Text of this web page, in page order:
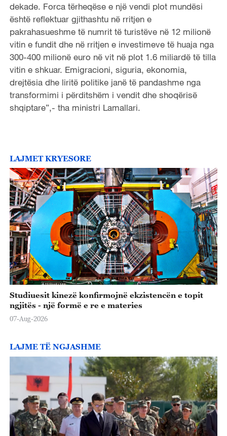
dekade. Forca tërheqëse e një vendi plot mundësi
është reflektuar gjithashtu në rritjen e
pakrahasueshme të numrit të turistëve në 12 milionë
vitin e fundit dhe në rritjen e investimeve të huaja nga
300-400 milionë euro në vit në plot 1.6 miliardë të tilla
vitin e shkuar. Emigracioni, siguria, ekonomia,
drejtësia dhe liritë politike janë të pandashme nga
transformimi i përditshëm i vendit dhe shoqërisë
shqiptare”,- tha ministri Lamallari.
LAJMET KRYESORE
Studiuesit kinezë konfirmojnë ekzistencën e topit
ngjitës - një formë e re e materies
07-Aug-2026
LAJME TË NGJASHME